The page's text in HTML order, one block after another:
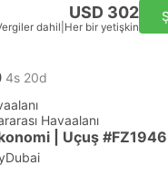
USD 302
dahil Her bir yetişkin
4s 20d
Havaalanı
| Uçuş #FZ1946